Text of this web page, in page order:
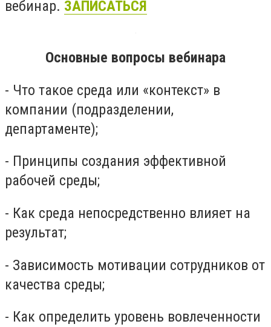
вебинар. ЗАПИСАТЬСЯ
Основные вопросы вебинара
- Что такое среда или «контекст» в
компании (подразделении,
департаменте);
- Принципы создания эффективной
рабочей среды;
- Как среда непосредственно влияет на
результат;
- Зависимость мотивации сотрудников от
качества среды;
- Как определить уровень вовлеченности